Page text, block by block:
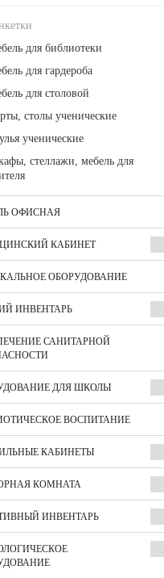
для библиотеки
для гардероба
для столовой
столы ученические
ученические
стеллажи, мебель для
ОФИСНАЯ
КАБИНЕТ
ОБОРУДОВАНИЕ
ИНВЕНТАРЬ
САНИТАРНОЙ
ДЛЯ ШКОЛЫ
ВОСПИТАНИЕ
КАБИНЕТЫ
КОМНАТА
ИНВЕНТАРЬ